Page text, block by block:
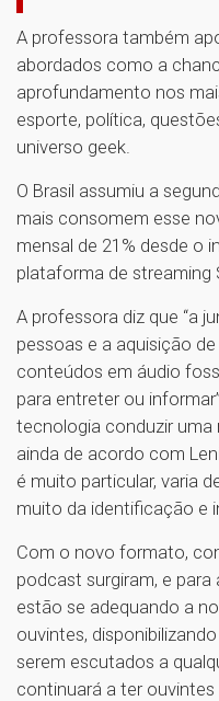
A professora também
abordados como a
aprofundamento nos
esporte, política,
universo geek.
O Brasil assumiu a
mais consomem esse
mensal de 21% desde o
plataforma de streaming
A professora diz que “a
pessoas e a aquisição
conteúdos em áudio
para entreter ou
tecnologia conduzir uma
ainda de acordo com
é muito particular, varia
muito da identificação e
Com o novo formato,
podcast surgiram, e
estão se adequando a
ouvintes,
serem escutados a
continuará a ter